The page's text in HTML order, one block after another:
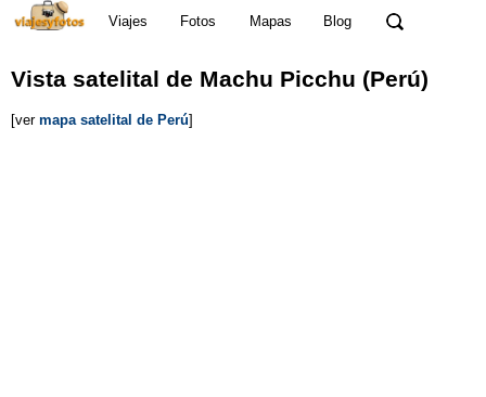
Viajes Fotos Mapas Blog
Vista satelital de Machu Picchu (Perú)
[ver mapa satelital de Perú]